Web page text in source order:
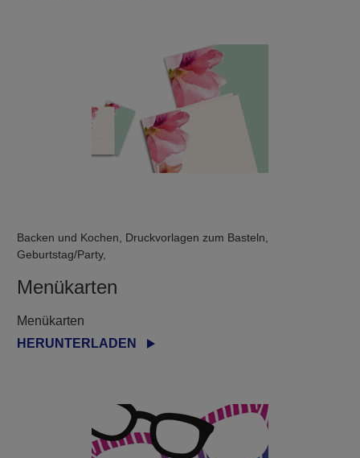
Backen und Kochen, Druckvorlagen zum Basteln,
Geburtstag/Party,
Menükarten
Menükarten
HERUNTERLADEN